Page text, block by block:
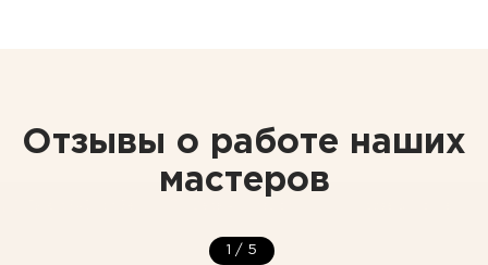
Отзывы о работе наших
мастеров
1 / 5